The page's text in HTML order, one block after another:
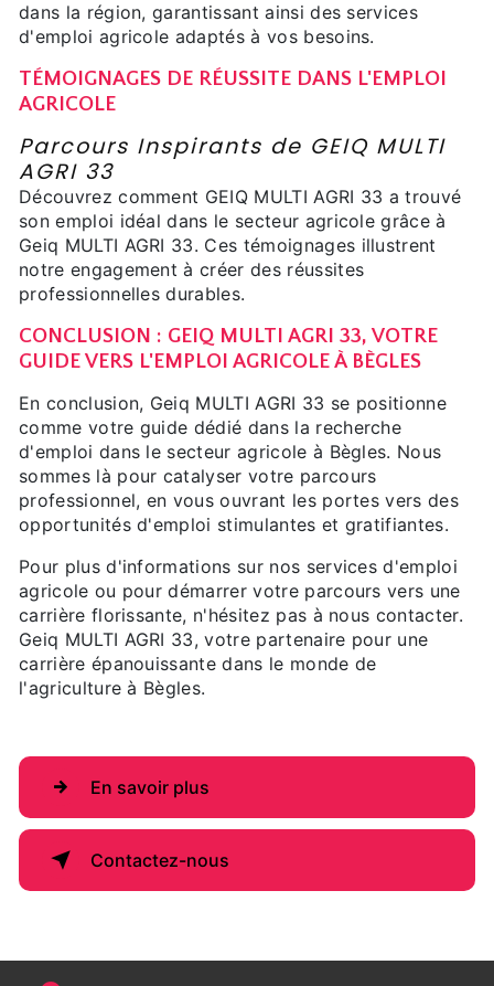
dans la région, garantissant ainsi des services
d'emploi agricole adaptés à vos besoins.
TÉMOIGNAGES DE RÉUSSITE DANS L'EMPLOI
AGRICOLE
Parcours Inspirants de GEIQ MULTI
AGRI 33
Découvrez comment GEIQ MULTI AGRI 33 a trouvé
son emploi idéal dans le secteur agricole grâce à
Geiq MULTI AGRI 33. Ces témoignages illustrent
notre engagement à créer des réussites
professionnelles durables.
CONCLUSION : GEIQ MULTI AGRI 33, VOTRE
GUIDE VERS L'EMPLOI AGRICOLE À BÈGLES
En conclusion, Geiq MULTI AGRI 33 se positionne
comme votre guide dédié dans la recherche
d'emploi dans le secteur agricole à Bègles. Nous
sommes là pour catalyser votre parcours
professionnel, en vous ouvrant les portes vers des
opportunités d'emploi stimulantes et gratifiantes.
Pour plus d'informations sur nos services d'emploi
agricole ou pour démarrer votre parcours vers une
carrière florissante, n'hésitez pas à nous contacter.
Geiq MULTI AGRI 33, votre partenaire pour une
carrière épanouissante dans le monde de
l'agriculture à Bègles.
En savoir plus
Contactez-nous